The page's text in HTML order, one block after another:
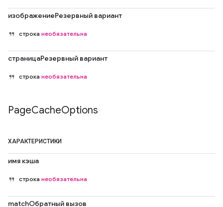
изображениеРезервный вариант
строка необязательна
страницаРезервный вариант
строка необязательна
PageCacheOptions
ХАРАКТЕРИСТИКИ
имя кэша
строка необязательна
matchОбратный вызов